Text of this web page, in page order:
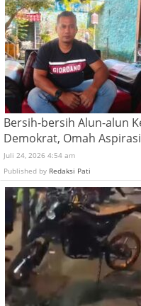
Bersih-bersih Alun-alun
Demokrat, Omah
Juli 24, 2026 4:54 am
Published by Redaksi Pati